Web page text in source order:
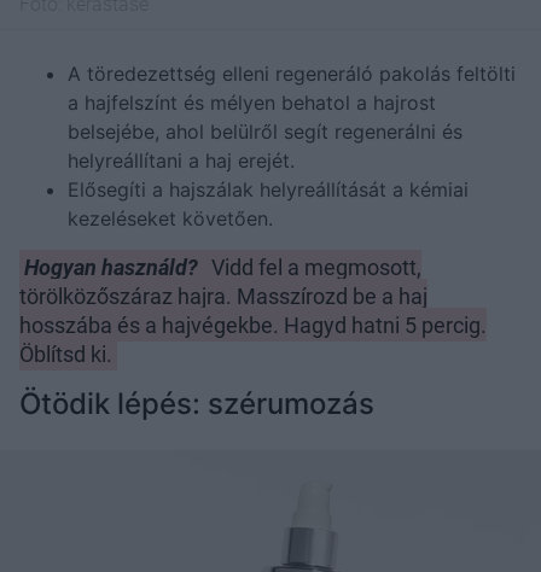
A töredezettség elleni regeneráló pakolás feltölti
a hajfelszínt és mélyen behatol a hajrost
belsejébe, ahol belülről segít regenerálni és
helyreállítani a haj erejét.
Elősegíti a hajszálak helyreállítását a kémiai
kezeléseket követően.
Hogyan használd? Vidd fel a megmosott,
törölközőszáraz hajra. Masszírozd be a haj
hosszába és a hajvégekbe. Hagyd hatni 5 percig.
Öblítsd ki.
Ötödik lépés: szérumozás